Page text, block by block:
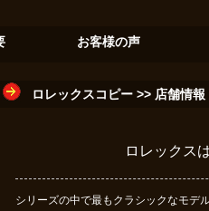
お客様の声
ロレックスコピー >> 店舗情報
ロレックス
シリーズの中で最もクラシックなモデ